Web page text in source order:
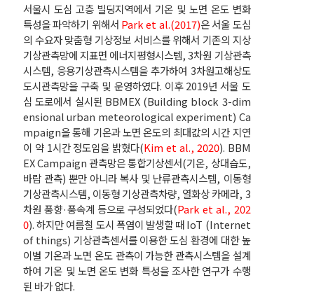
서울시 도심 고층 빌딩지역에서 기온 및 노면 온도 변화
특성을 파악하기 위해서 Park et al.(2017)은 서울 도심
의 수요자 맞춤형 기상정보 서비스를 위해서 기존의 지상
기상관측망에 지표면 에너지평형시스템, 3차원 기상관측
시스템, 응용기상관측시스템을 추가하여 3차원고해상도
도시관측망을 구축 및 운영하였다. 이후 2019년 서울 도
심 도로에서 실시된 BBMEX (Building block 3-dim
ensional urban meteorological experiment) Ca
mpaign을 통해 기온과 노면 온도의 최대값의 시간 지연
이 약 1시간 정도임을 밝혔다(Kim et al., 2020). BBM
EX Campaign 관측망은 통합기상센서(기온, 상대습도,
바람 관측) 뿐만 아니라 복사 및 난류관측시스템, 이동형
기상관측시스템, 이동형 기상관측차량, 열화상 카메라, 3
차원 풍향·풍속계 등으로 구성되었다(Park et al., 202
0). 하지만 여름철 도시 폭염이 발생할 때 IoT (Internet
of things) 기상관측센서를 이용한 도심 환경에 대한 높
이별 기온과 노면 온도 관측이 가능한 관측시스템을 설계
하여 기온 및 노면 온도 변화 특성을 조사한 연구가 수행
된 바가 없다.